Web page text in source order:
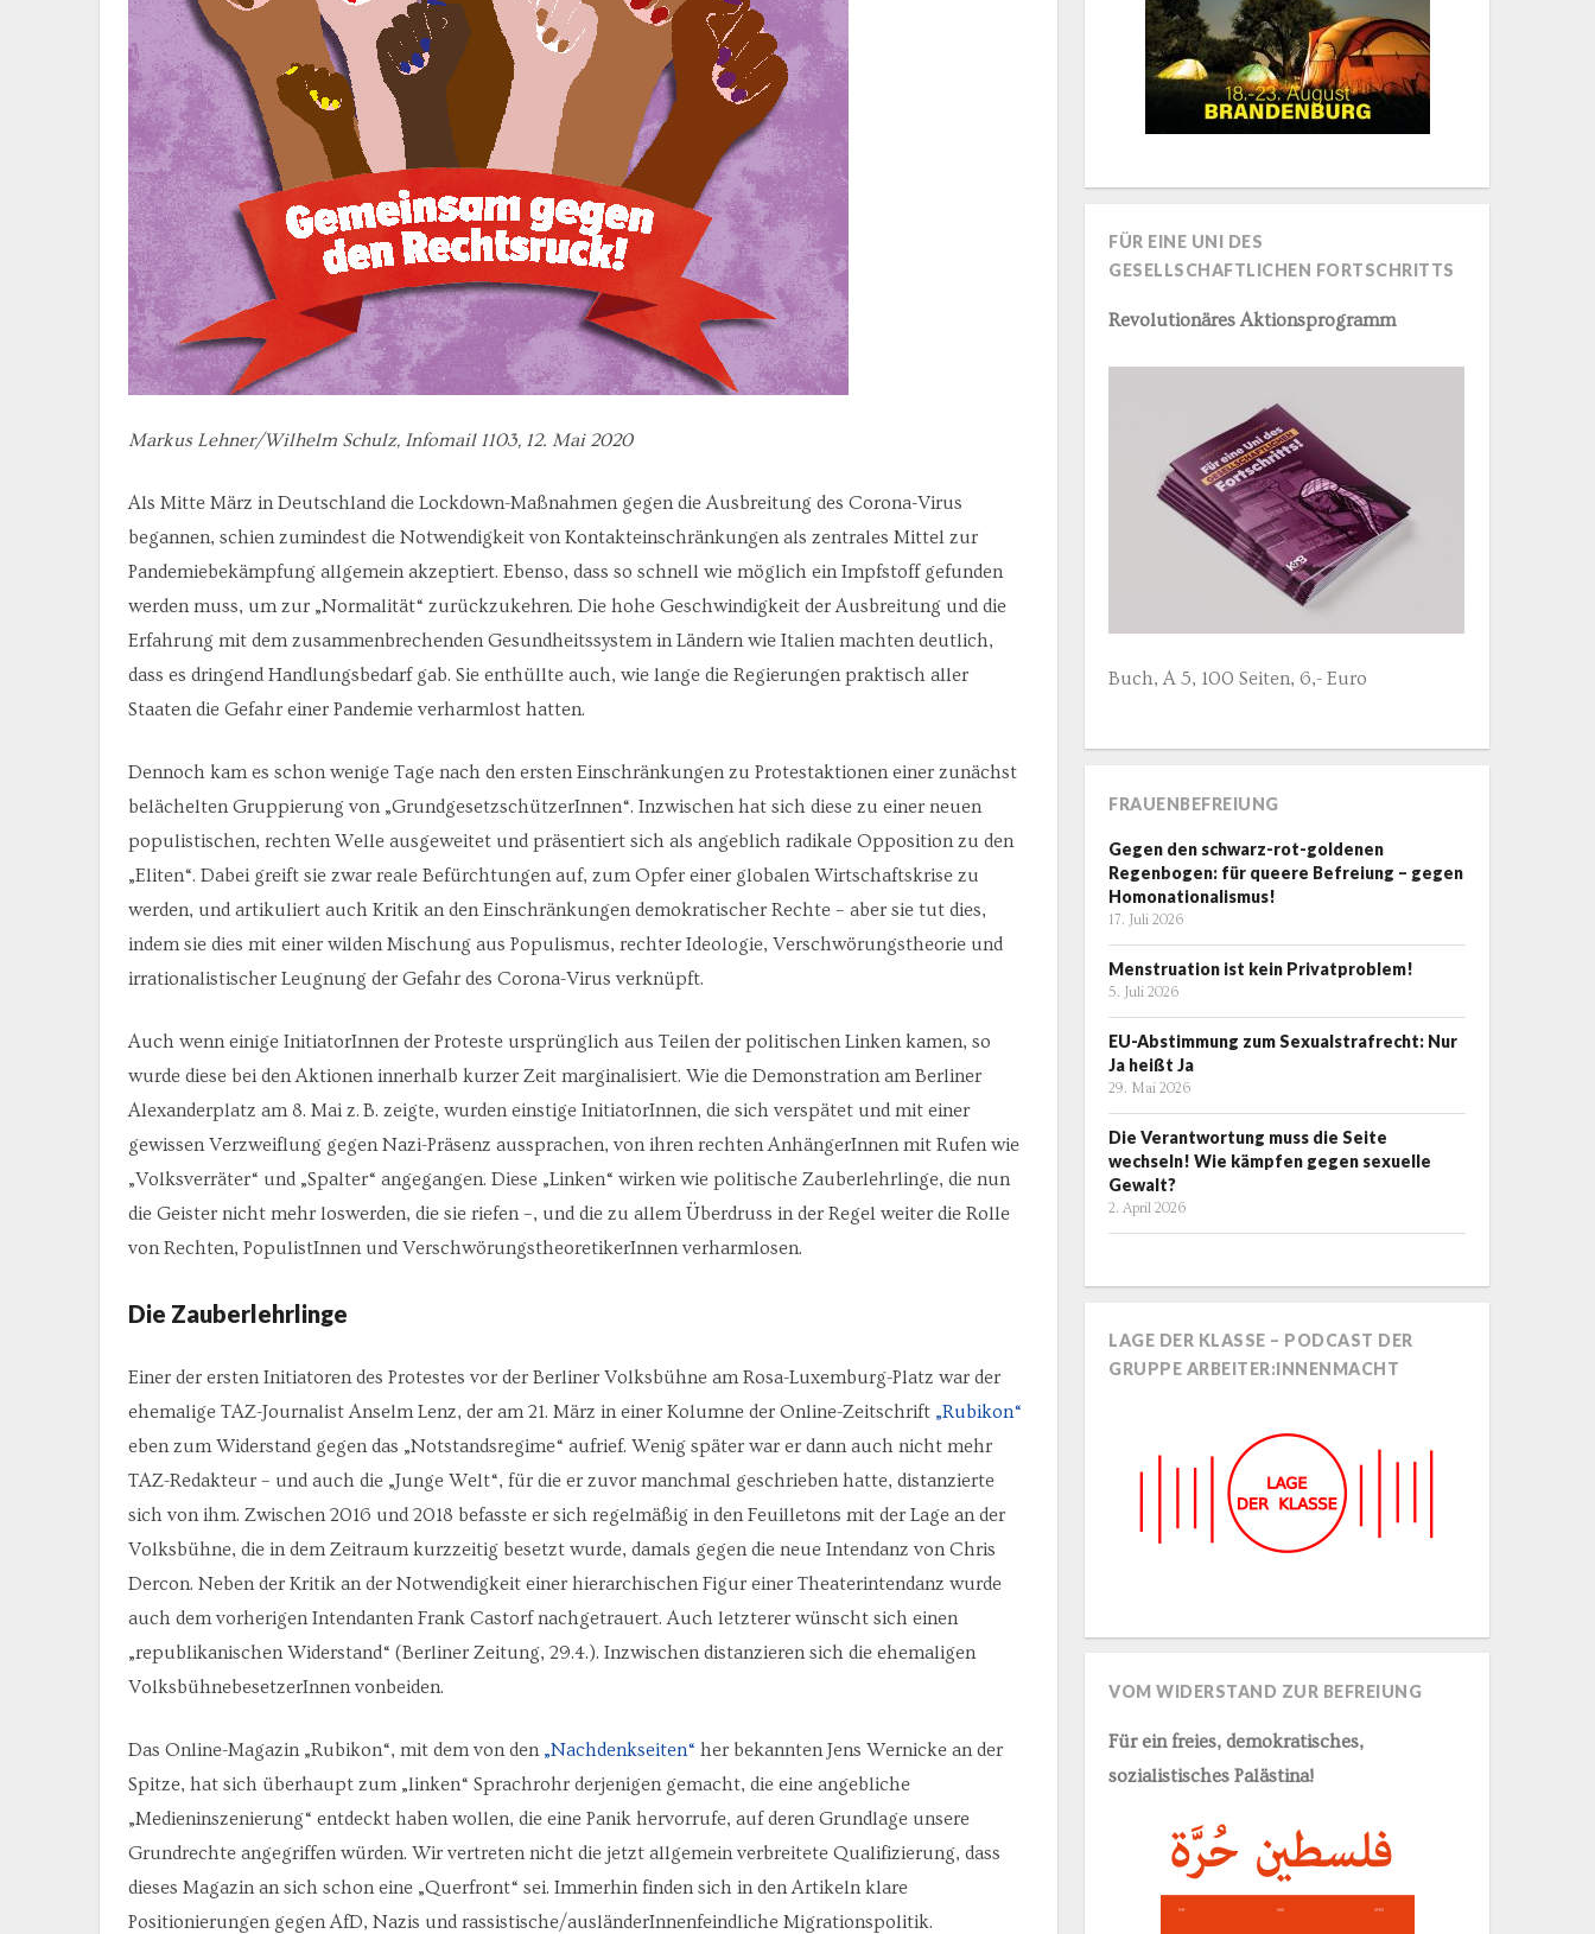
Markus Lehner/Wilhelm Schulz, Infomail 1103, 12. Mai 2020
Als Mitte März in Deutschland die Lockdown-Maßnahmen gegen die Ausbreitung des Corona-Virus
begannen, schien zumindest die Notwendigkeit von Kontakteinschränkungen als zentrales Mittel zur
Pandemiebekämpfung allgemein akzeptiert. Ebenso, dass so schnell wie möglich ein Impfstoff gefunden
werden muss, um zur „Normalität“ zurückzukehren. Die hohe Geschwindigkeit der Ausbreitung und die
Erfahrung mit dem zusammenbrechenden Gesundheitssystem in Ländern wie Italien machten deutlich,
dass es dringend Handlungsbedarf gab. Sie enthüllte auch, wie lange die Regierungen praktisch aller
Staaten die Gefahr einer Pandemie verharmlost hatten.
Dennoch kam es schon wenige Tage nach den ersten Einschränkungen zu Protestaktionen einer zunächst
belächelten Gruppierung von „GrundgesetzschützerInnen“. Inzwischen hat sich diese zu einer neuen
populistischen, rechten Welle ausgeweitet und präsentiert sich als angeblich radikale Opposition zu den
„Eliten“. Dabei greift sie zwar reale Befürchtungen auf, zum Opfer einer globalen Wirtschaftskrise zu
werden, und artikuliert auch Kritik an den Einschränkungen demokratischer Rechte – aber sie tut dies,
indem sie dies mit einer wilden Mischung aus Populismus, rechter Ideologie, Verschwörungstheorie und
irrationalistischer Leugnung der Gefahr des Corona-Virus verknüpft.
Auch wenn einige InitiatorInnen der Proteste ursprünglich aus Teilen der politischen Linken kamen, so
wurde diese bei den Aktionen innerhalb kurzer Zeit marginalisiert. Wie die Demonstration am Berliner
Alexanderplatz am 8. Mai z. B. zeigte, wurden einstige InitiatorInnen, die sich verspätet und mit einer
gewissen Verzweiflung gegen Nazi-Präsenz aussprachen, von ihren rechten AnhängerInnen mit Rufen wie
„Volksverräter“ und „Spalter“ angegangen. Diese „Linken“ wirken wie politische Zauberlehrlinge, die nun
die Geister nicht mehr loswerden, die sie riefen –, und die zu allem Überdruss in der Regel weiter die Rolle
von Rechten, PopulistInnen und VerschwörungstheoretikerInnen verharmlosen.
Die Zauberlehrlinge
Einer der ersten Initiatoren des Protestes vor der Berliner Volksbühne am Rosa-Luxemburg-Platz war der
ehemalige TAZ-Journalist Anselm Lenz, der am 21. März in einer Kolumne der Online-Zeitschrift „Rubikon“
eben zum Widerstand gegen das „Notstandsregime“ aufrief. Wenig später war er dann auch nicht mehr
TAZ-Redakteur – und auch die „Junge Welt“, für die er zuvor manchmal geschrieben hatte, distanzierte
sich von ihm. Zwischen 2016 und 2018 befasste er sich regelmäßig in den Feuilletons mit der Lage an der
Volksbühne, die in dem Zeitraum kurzzeitig besetzt wurde, damals gegen die neue Intendanz von Chris
Dercon. Neben der Kritik an der Notwendigkeit einer hierarchischen Figur einer Theaterintendanz wurde
auch dem vorherigen Intendanten Frank Castorf nachgetrauert. Auch letzterer wünscht sich einen
„republikanischen Widerstand“ (Berliner Zeitung, 29.4.). Inzwischen distanzieren sich die ehemaligen
VolksbühnebesetzerInnen vonbeiden.
Das Online-Magazin „Rubikon“, mit dem von den „Nachdenkseiten“ her bekannten Jens Wernicke an der
Spitze, hat sich überhaupt zum „linken“ Sprachrohr derjenigen gemacht, die eine angebliche
„Medieninszenierung“ entdeckt haben wollen, die eine Panik hervorrufe, auf deren Grundlage unsere
Grundrechte angegriffen würden. Wir vertreten nicht die jetzt allgemein verbreitete Qualifizierung, dass
dieses Magazin an sich schon eine „Querfront“ sei. Immerhin finden sich in den Artikeln klare
Positionierungen gegen AfD, Nazis und rassistische/ausländerInnenfeindliche Migrationspolitik.
FÜR EINE UNI DES
GESELLSCHAFTLICHEN FORTSCHRITTS
Revolutionäres Aktionsprogramm
Buch, A 5, 100 Seiten, 6,- Euro
FRAUENBEFREIUNG
Gegen den schwarz-rot-goldenen
Regenbogen: für queere Befreiung – gegen
Homonationalismus!
17. Juli 2026
Menstruation ist kein Privatproblem!
5. Juli 2026
EU-Abstimmung zum Sexualstrafrecht: Nur
Ja heißt Ja
29. Mai 2026
Die Verantwortung muss die Seite
wechseln! Wie kämpfen gegen sexuelle
Gewalt?
2. April 2026
LAGE DER KLASSE – PODCAST DER
GRUPPE ARBEITER:INNENMACHT
VOM WIDERSTAND ZUR BEFREIUNG
Für ein freies, demokratisches,
sozialistisches Palästina!